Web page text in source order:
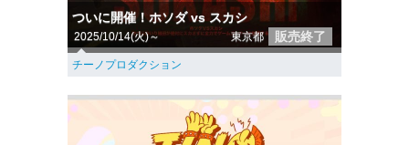
ついに開催！ホソダ vs スカシ
2025/10/14(火)～ 東京都 販売終了
チーノプロダクション